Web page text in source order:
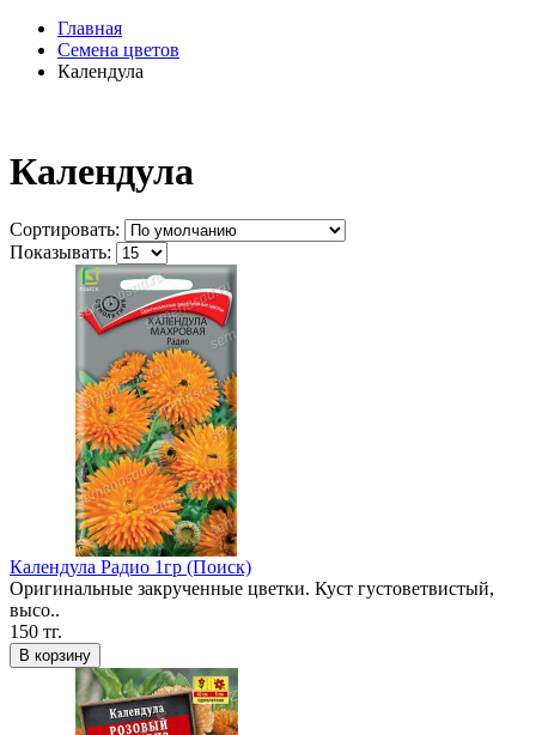
Главная
Семена цветов
Календула
Календула
Сортировать:
Показывать:
Календула Радио 1гр (Поиск)
Оригинальные закрученные цветки. Куст густоветвистый,
высо..
150 тг.
В корзину